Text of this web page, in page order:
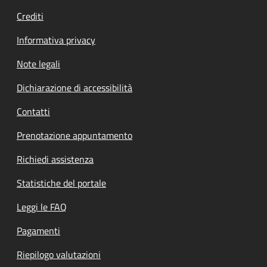
Crediti
Informativa privacy
Note legali
Dichiarazione di accessibilità
Contatti
Prenotazione appuntamento
Richiedi assistenza
Statistiche del portale
Leggi le FAQ
Pagamenti
Riepilogo valutazioni